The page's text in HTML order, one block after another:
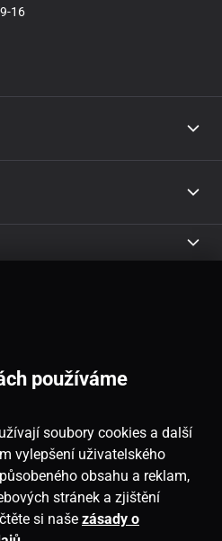
16
osobních údajů
používáme
soubory cookies a další
vylepšení uživatelského
obsahu a reklam,
stránek a zjištění
si naše zásady o